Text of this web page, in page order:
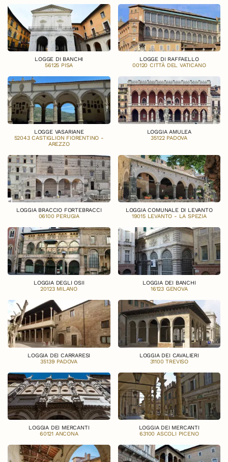
LOGGE DI BANCHI
56125 PISA
LOGGE DI RAFFAELLO
00120 CITTÀ DEL VATICANO
LOGGE VASARIANE
52043 CASTIGLION FIORENTINO -
AREZZO
LOGGIA AMULEA
35122 PADOVA
LOGGIA BRACCIO FORTEBRACCI
06100 PERUGIA
LOGGIA COMUNALE DI LEVANTO
19015 LEVANTO - LA SPEZIA
LOGGIA DEGLI OSII
20123 MILANO
LOGGIA DEI BANCHI
16123 GENOVA
LOGGIA DEI CARRARESI
35139 PADOVA
LOGGIA DEI CAVALIERI
31100 TREVISO
LOGGIA DEI MERCANTI
60121 ANCONA
LOGGIA DEI MERCANTI
63100 ASCOLI PICENO